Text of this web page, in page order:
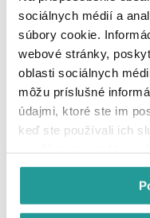
sociálnych médií a
súbory cookie.
webové stránky,
oblasti sociálnych
môžu príslušné
údajmi, ktoré ste im
keď ste používali ich
Áno,
Môžete nám